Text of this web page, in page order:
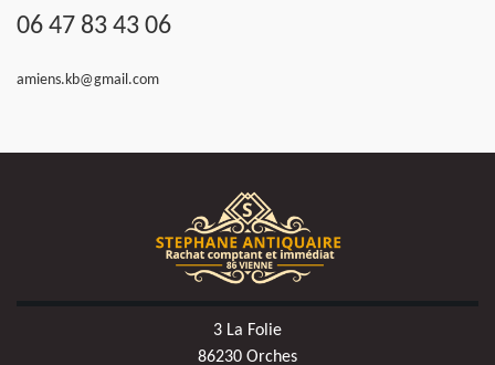
06 47 83 43 06
amiens.kb@gmail.com
3 La Folie
86230 Orches